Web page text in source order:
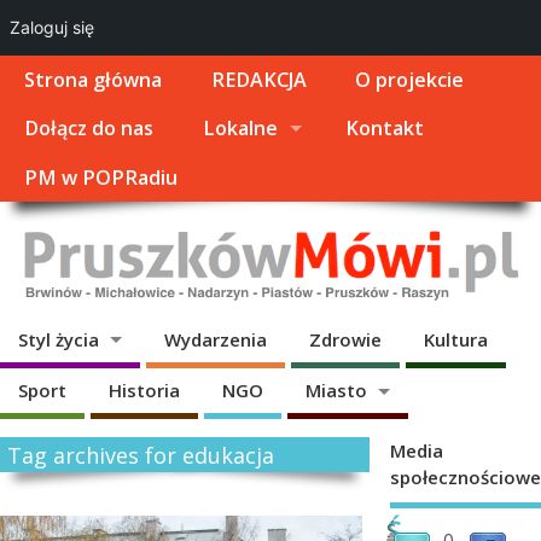
Strona główna REDAKCJA
O projekcie
Dołącz do nas
Lokalne
Kontakt
PM w POPRadiu
Styl życia Wydarzenia Zdrowie Kultura
Sport Historia NGO Miasto
Tag archives for edukacja
Ś
Ś
Media
społecznościowe
Zaloguj się